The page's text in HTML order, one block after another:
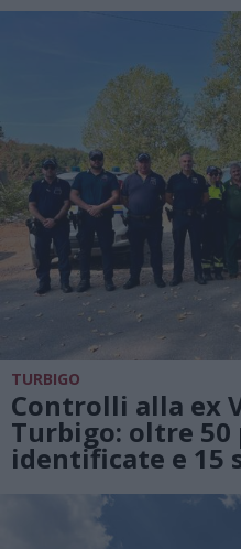
TURBIGO
Controlli alla ex
Turbigo: oltre 50
identificate e 15